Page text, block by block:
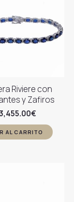
Riviere con
y Zafiros
€
AL CARRITO